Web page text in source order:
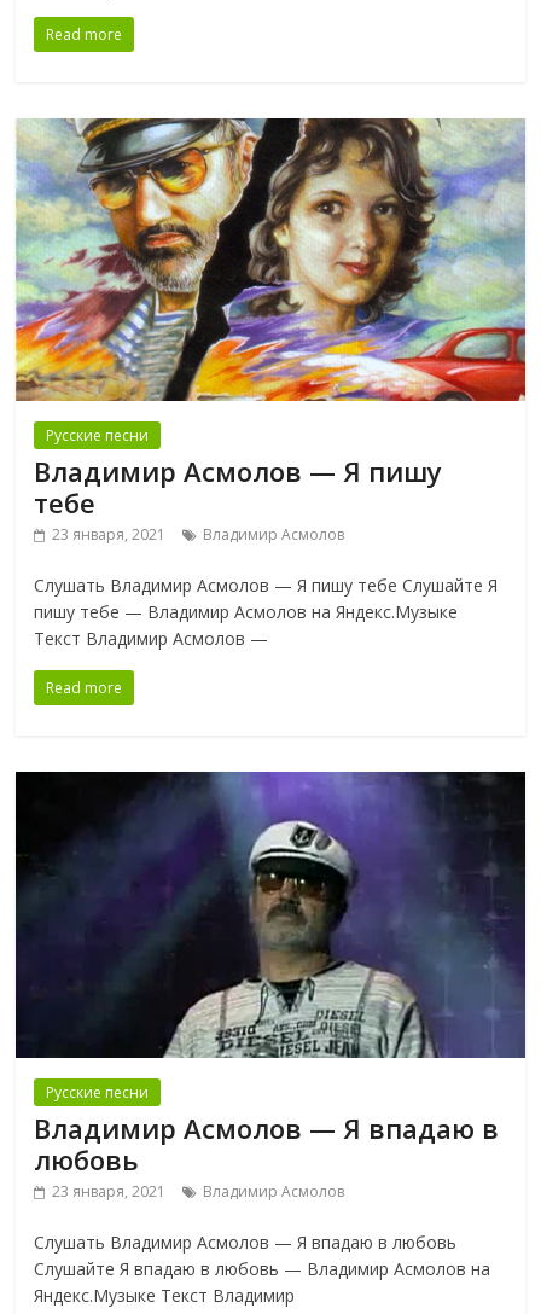
Read more
Русские песни
Владимир Асмолов — Я пишу
тебе
23 января, 2021 Владимир Асмолов
Слушать Владимир Асмолов — Я пишу тебе Слушайте Я
пишу тебе — Владимир Асмолов на Яндекс.Музыке
Текст Владимир Асмолов —
Read more
Русские песни
Владимир Асмолов — Я впадаю в
любовь
23 января, 2021 Владимир Асмолов
Слушать Владимир Асмолов — Я впадаю в любовь
Слушайте Я впадаю в любовь — Владимир Асмолов на
Яндекс.Музыке Текст Владимир